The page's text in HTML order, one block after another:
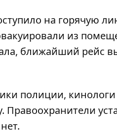
на горячую
из
ближайший рейс
полиции,
Правоохранители